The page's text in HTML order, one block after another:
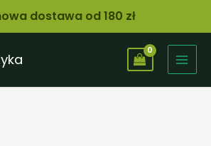
dostawa od 180 zł